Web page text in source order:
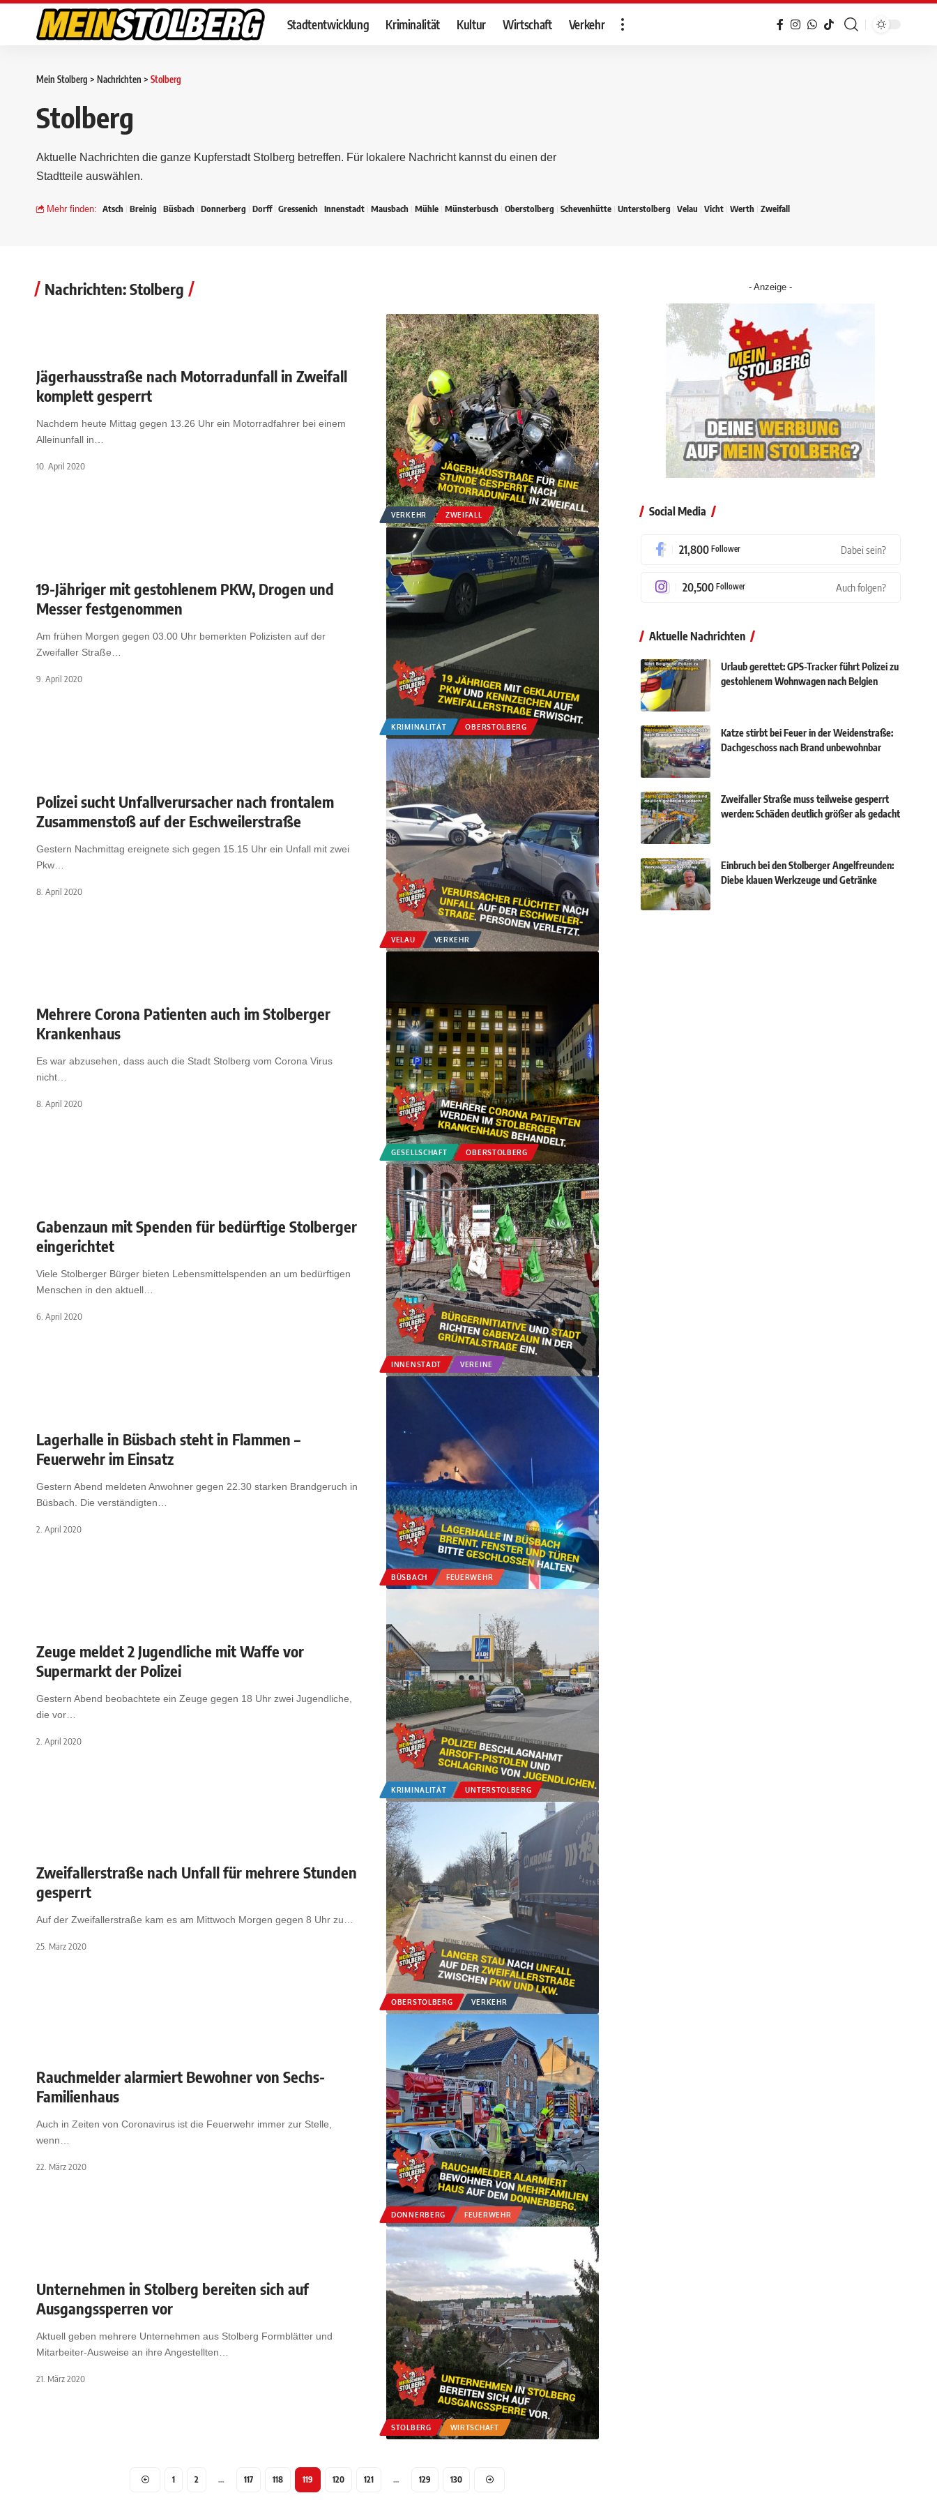
Stadtentwicklung Kriminalität Kultur Wirtschaft Verkehr
Mein Stolberg > Nachrichten > Stolberg
Stolberg
Aktuelle Nachrichten die ganze Kupferstadt Stolberg betreffen. Für lokalere Nachricht kannst du einen der
Stadtteile auswählen.
Mehr finden: Atsch Breinig Büsbach Donnerberg Dorff Gressenich Innenstadt Mausbach Mühle Münsterbusch Oberstolberg Schevenhütte Unterstolberg Velau Vicht Werth Zweifall
Nachrichten: Stolberg
VERKEHR ZWEIFALL
Jägerhausstraße nach Motorradunfall in Zweifall
komplett gesperrt
Nachdem heute Mittag gegen 13.26 Uhr ein Motorradfahrer bei einem
Alleinunfall in…
10. April 2020
KRIMINALITÄT OBERSTOLBERG
19-Jähriger mit gestohlenem PKW, Drogen und
Messer festgenommen
Am frühen Morgen gegen 03.00 Uhr bemerkten Polizisten auf der
Zweifaller Straße
9. April 2020
VELAU VERKEHR
Polizei sucht Unfallverursacher nach frontalem
Zusammenstoß auf der Eschweilerstraße
Gestern Nachmittag ereignete sich gegen 15.15 Uhr ein Unfall mit zwei
Pkw
8. April 2020
GESELLSCHAFT OBERSTOLBERG
Mehrere Corona Patienten auch im Stolberger
Krankenhaus
Es war abzusehen, dass auch die Stadt Stolberg vom Corona Virus
nicht…
8. April 2020
INNENSTADT VEREINE
Gabenzaun mit Spenden für bedürftige Stolberger
eingerichtet
Viele Stolberger Bürger bieten Lebensmittelspenden an um bedürftigen
Menschen in den aktuell
6. April 2020
BÜSBACH FEUERWEHR
Lagerhalle in Büsbach steht in Flammen –
Feuerwehr im Einsatz
Gestern Abend meldeten Anwohner gegen 22.30 starken Brandgeruch in
Büsbach. Die verständigten
2. April 2020
KRIMINALITÄT UNTERSTOLBERG
Zeuge meldet 2 Jugendliche mit Waffe vor
Supermarkt der Polizei
Gestern Abend beobachtete ein Zeuge gegen 18 Uhr zwei Jugendliche,
die vor…
2. April 2020
OBERSTOLBERG VERKEHR
Zweifallerstraße nach Unfall für mehrere Stunden
gesperrt
Auf der Zweifallerstraße kam es am Mittwoch Morgen gegen 8 Uhr zu
25. März 2020
DONNERBERG FEUERWEHR
Rauchmelder alarmiert Bewohner von Sechs-
Familienhaus
Auch in Zeiten von Coronavirus ist die Feuerwehr immer zur Stelle,
wenn
22. März 2020
STOLBERG WIRTSCHAFT
Unternehmen in Stolberg bereiten sich auf
Ausgangssperren vor
Aktuell geben mehrere Unternehmen aus Stolberg Formblätter und
Mitarbeiter-Ausweise an ihre Angestellten…
21. März 2020
1 2 … 117 118 119 120 121 … 129 130
- Anzeige -
Social Media
21,800 Follower Dabei sein?
20,500 Follower Auch folgen?
Aktuelle Nachrichten
Urlaub gerettet: GPS-Tracker führt Polizei zu
gestohlenem Wohnwagen nach Belgien
Katze stirbt bei Feuer in der Weidenstraße:
Dachgeschoss nach Brand unbewohnbar
Zweifaller Straße muss teilweise gesperrt
werden: Schäden deutlich größer als gedacht
Einbruch bei den Stolberger Angelfreunden:
Diebe klauen Werkzeuge und Getränke